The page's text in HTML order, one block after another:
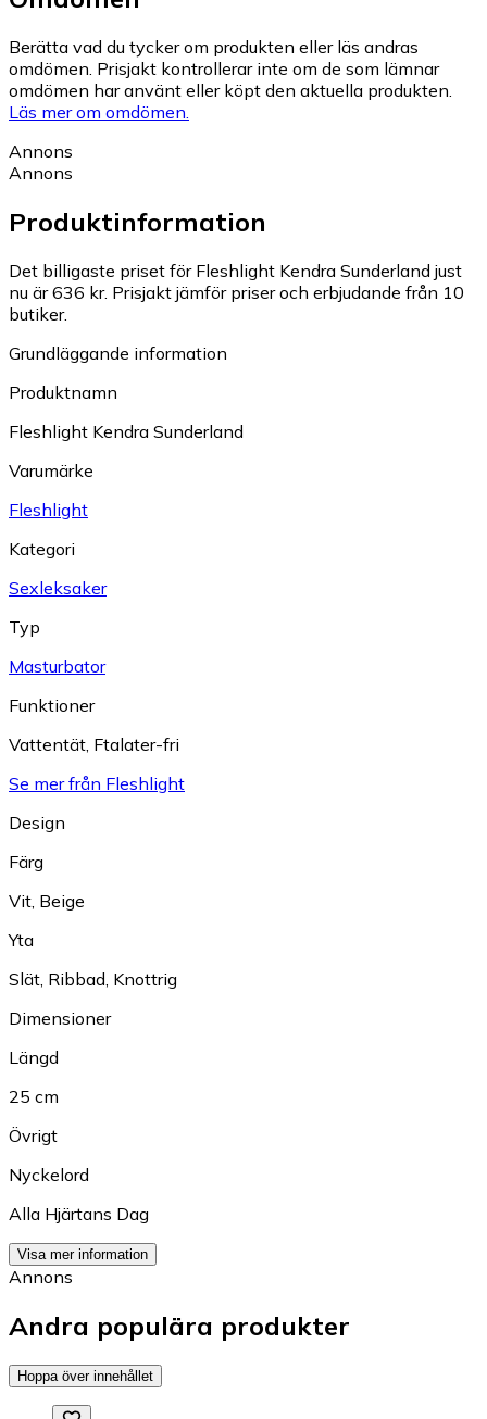
Berätta vad du tycker om produkten eller läs andras
omdömen. Prisjakt kontrollerar inte om de som lämnar
omdömen har använt eller köpt den aktuella produkten.
Läs mer om omdömen.
Annons
Annons
Produktinformation
Det billigaste priset för Fleshlight Kendra Sunderland just
nu är 636 kr. Prisjakt jämför priser och erbjudande från 10
butiker.
Grundläggande information
Produktnamn
Fleshlight Kendra Sunderland
Varumärke
Fleshlight
Kategori
Sexleksaker
Typ
Masturbator
Funktioner
Vattentät, Ftalater-fri
Se mer från Fleshlight
Design
Färg
Vit, Beige
Yta
Slät, Ribbad, Knottrig
Dimensioner
Längd
25 cm
Övrigt
Nyckelord
Alla Hjärtans Dag
Visa mer information
Annons
Andra populära produkter
Hoppa över innehållet